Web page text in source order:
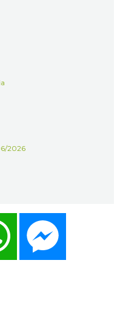
Korcz &
2026-10-03
2026